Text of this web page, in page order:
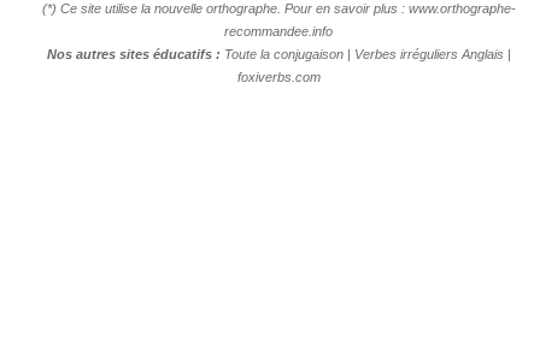
(*) Ce site utilise la nouvelle orthographe. Pour en savoir plus : www.orthographe-
recommandee.info
Nos autres sites éducatifs : Toute la conjugaison| Verbes irréguliers Anglais |
foxiverbs.com